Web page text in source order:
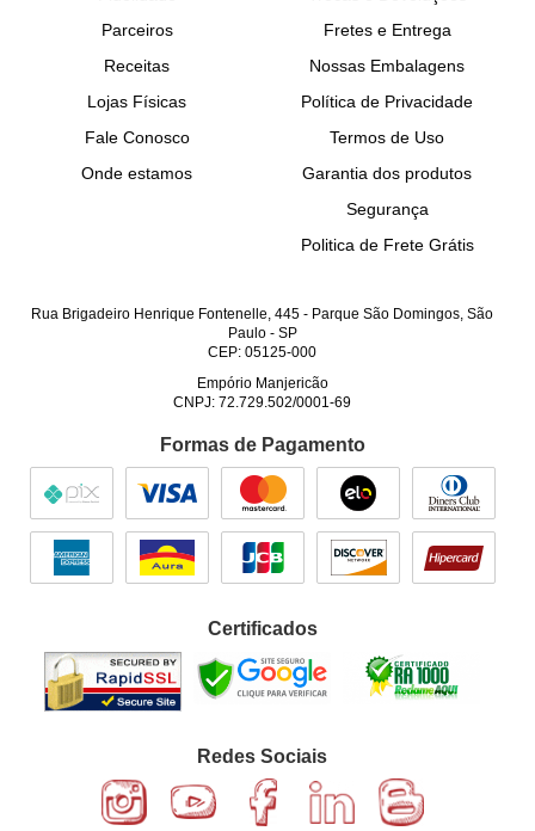
Parceiros
Receitas
Lojas Físicas
Fale Conosco
Onde estamos
Fretes e Entrega
Nossas Embalagens
Política de Privacidade
Termos de Uso
Garantia dos produtos
Segurança
Politica de Frete Grátis
Rua Brigadeiro Henrique Fontenelle, 445 - Parque São Domingos, São
Paulo- SP
CEP: 05125-000
Empório Manjericão
CNPJ: 72.729.502/0001-69
Formas de Pagamento
Certificados
Redes Sociais